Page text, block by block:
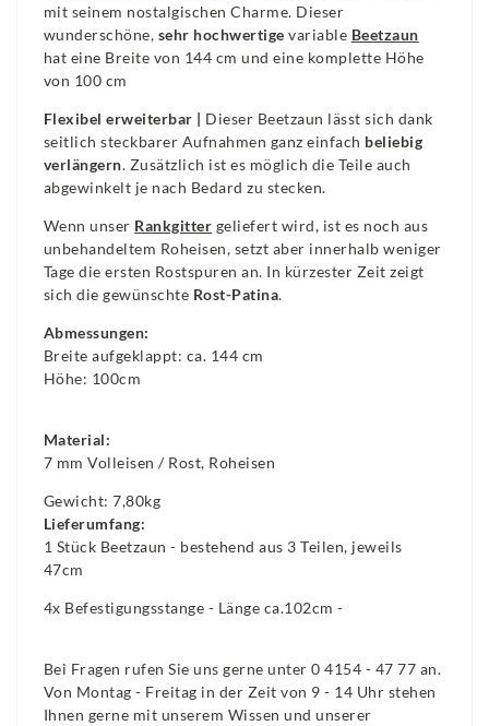
mit seinem nostalgischen Charme. Dieser
wunderschöne, sehr hochwertige variable Beetzaun
hat eine Breite von 144 cm und eine komplette Höhe
von 100 cm
Flexibel erweiterbar | Dieser Beetzaun lässt sich dank
seitlich steckbarer Aufnahmen ganz einfach beliebig
verlängern. Zusätzlich ist es möglich die Teile auch
abgewinkelt je nach Bedard zu stecken.
Wenn unser Rankgitter geliefert wird, ist es noch aus
unbehandeltem Roheisen, setzt aber innerhalb weniger
Tage die ersten Rostspuren an. In kürzester Zeit zeigt
sich die gewünschte Rost-Patina.
Abmessungen:
Breite aufgeklappt: ca. 144 cm
Höhe: 100cm
Material:
7 mm Volleisen / Rost, Roheisen
Gewicht: 7,80kg
Lieferumfang:
1 Stück Beetzaun - bestehend aus 3 Teilen, jeweils
47cm
4x Befestigungsstange - Länge ca.102cm -
Bei Fragen rufen Sie uns gerne unter 0 4154 - 47 77 an.
Von Montag - Freitag in der Zeit von 9 - 14 Uhr stehen
Ihnen gerne mit unserem Wissen und unserer